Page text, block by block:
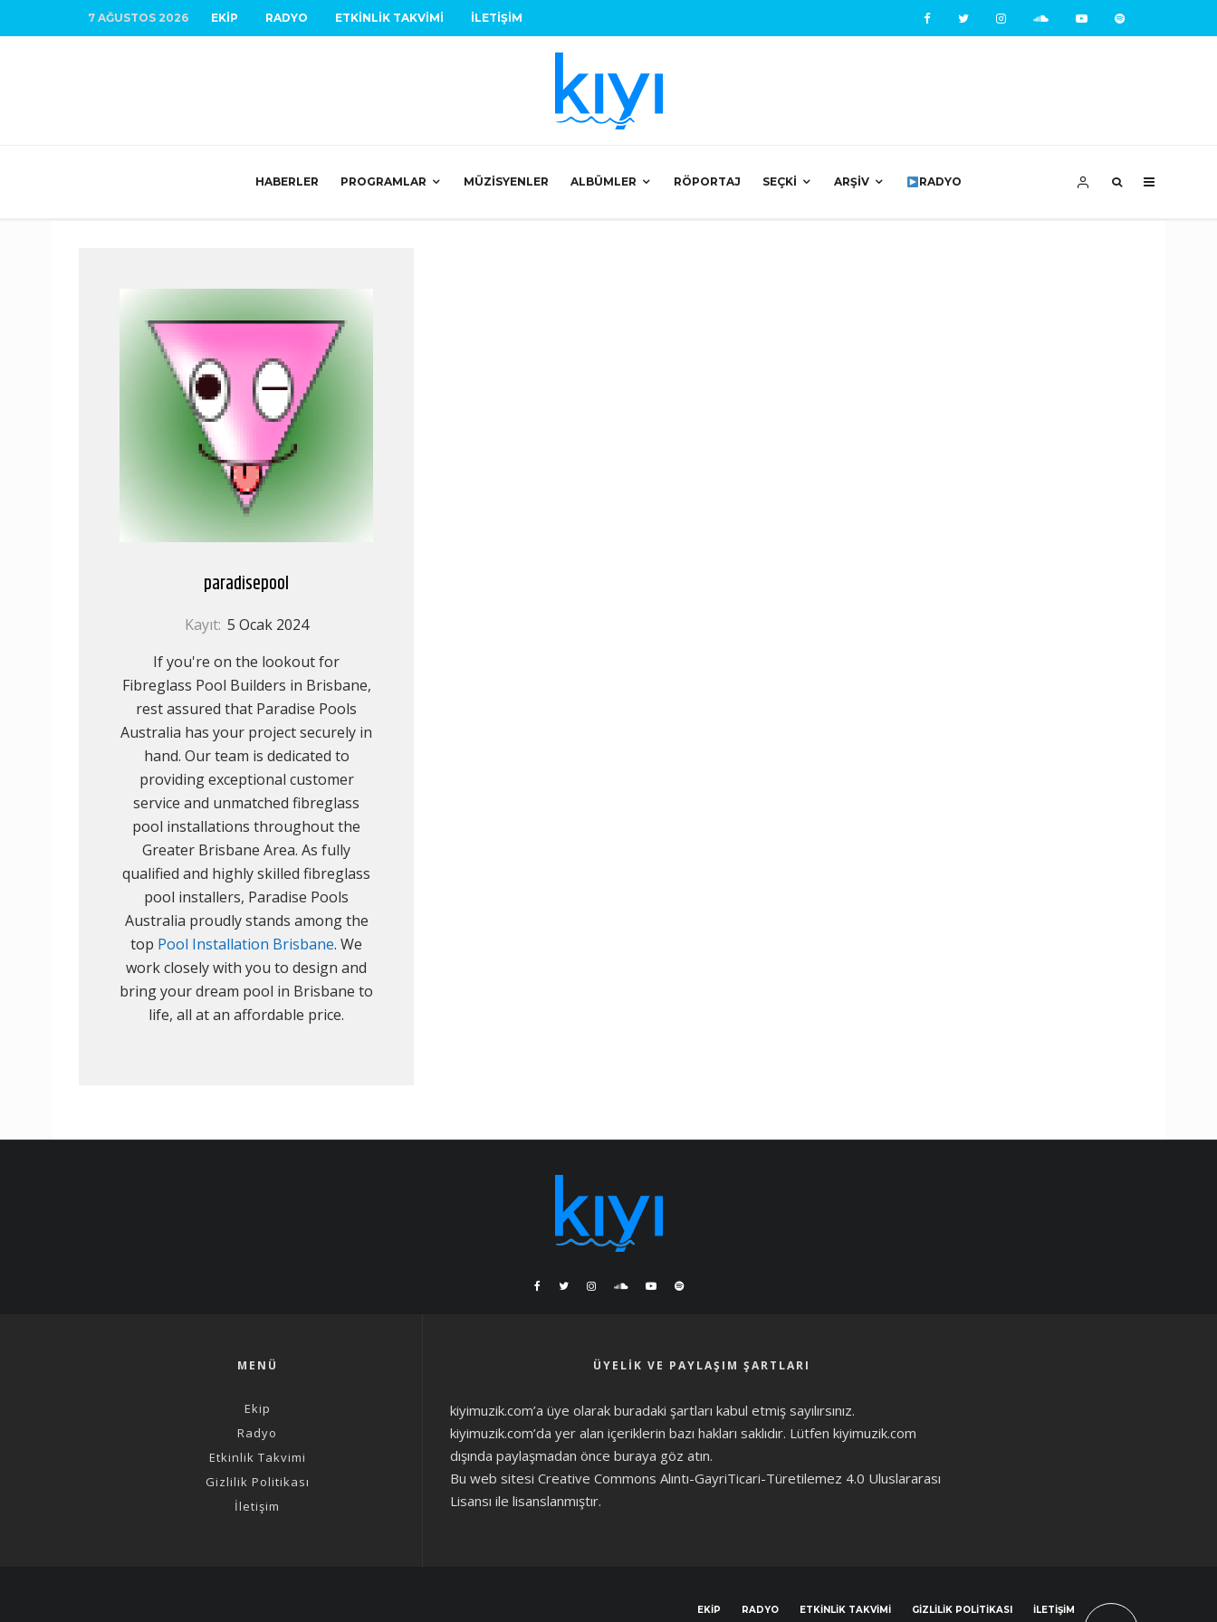
7 AĞUSTOS 2026 EKIP RADYO ETKINLIK TAKVIMI İLETIŞIM
HABERLER PROGRAMLAR MÜZISYENLER ALBÜMLER RÖPORTAJ SEÇKI ARŞIV RADYO
paradisepool
Kayıt: 5 Ocak 2024
If you're on the lookout for
Fibreglass Pool Builders in Brisbane,
rest assured that Paradise Pools
Australia has your project securely in
hand. Our team is dedicated to
providing exceptional customer
service and unmatched fibreglass
pool installations throughout the
Greater Brisbane Area. As fully
qualified and highly skilled fibreglass
pool installers, Paradise Pools
Australia proudly stands among the
top Pool Installation Brisbane. We
work closely with you to design and
bring your dream pool in Brisbane to
life, all at an affordable price.
MENÜ
Ekip
Radyo
Etkinlik Takvimi
Gizlilik Politikası
İletişim
ÜYELIK VE PAYLAŞIM ŞARTLARI
kiyimuzik.com’a üye olarak buradaki şartları kabul etmiş sayılırsınız.
kiyimuzik.com’da yer alan içeriklerin bazı hakları saklıdır. Lütfen kiyimuzik.com
dışında paylaşmadan önce buraya göz atın.
Bu web sitesi Creative Commons Alıntı-GayriTicari-Türetilemez 4.0 Uluslararası
Lisansı ile lisanslanmıştır.
EKIP RADYO ETKINLIK TAKVIMI GIZLILIK POLITIKASI İLETIŞIM